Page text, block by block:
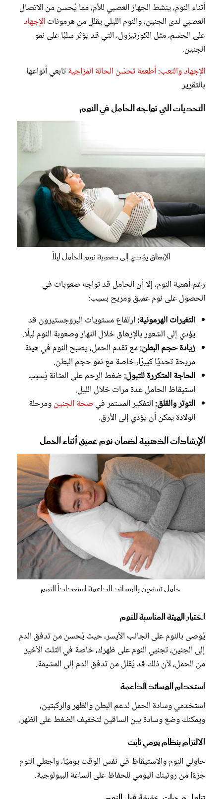
أثناء النوم، ينشط الجهاز العصبي للأم، مما يُحسن من الاتصال
العصبي لدى الجنين، والنوم الليلي يقلل من هرمونات الإجهاد
على الجسم، مثل الكورتيزول، التي قد يؤثر سلبًا على نمو
الجنين.
الإجهاد والتعب: أطعمة تحسّن الحالة المزاجيةتابعي أنواعها
بالتقرير
التحديات التي تواجه الحامل في النوم
الإرهاق يؤدي إلى صعوبة نوم الحامل ليلاً
رغم أهمية النوم، إلا أن الحامل قد تواجه صعوبات في
الحصول على نوم عميق ومريح بسبب:
التغيرات الهرمونية:ارتفاع مستويات البروجستيرون قد
يؤدي إلى الشعور بالإرهاق خلال النهار وصعوبة النوم ليلًا.
زيادة حجم البطن:مع تقدم الحمل، يصبح النوم في هيئة
مريحة تحديًا كبيرًا، خاصة مع نمو حجم البطن.
الحاجة المتكررة للتبول:ضغط الرحم على المثانة يُسبب
استيقاظ الحامل عدة مرات خلال الليل.
التوتر والقلق:التفكير المستمر في صحة الجنينومرحلة
الولادة يمكن أن يؤدي إلى الأرق.
الإرشادات الذهبية لضمان نوم عميق أثناء الحمل
حامل تستعين بالوسائد الداعمة استعداداً للنوم
اختيار الهيئة المناسبة للنوم
يُوصى بالنوم على الجانب الأيسر، حيث يُحسن من تدفق الدم
إلى الجنين، تجنبي النوم على ظهرك، خاصة في الثلث الأخير
من الحمل، لأن ذلك قد يُقلل من تدفق الدم إلى المشيمة.
استخدام الوسائد الداعمة
استخدمي وسادة الحمل لدعم البطن والظهر والركبتين،
ويمكنك وضع وسادة بين الساقين لتخفيف الضغط على الظهر.
الالتزام بنظام يومي ثابت
حاولي النوم والاستيقاظ في نفس الوقت يوميًا، واجعلي النوم
جزءًا من روتينك اليومي للحفاظ على الساعة البيولوجية.